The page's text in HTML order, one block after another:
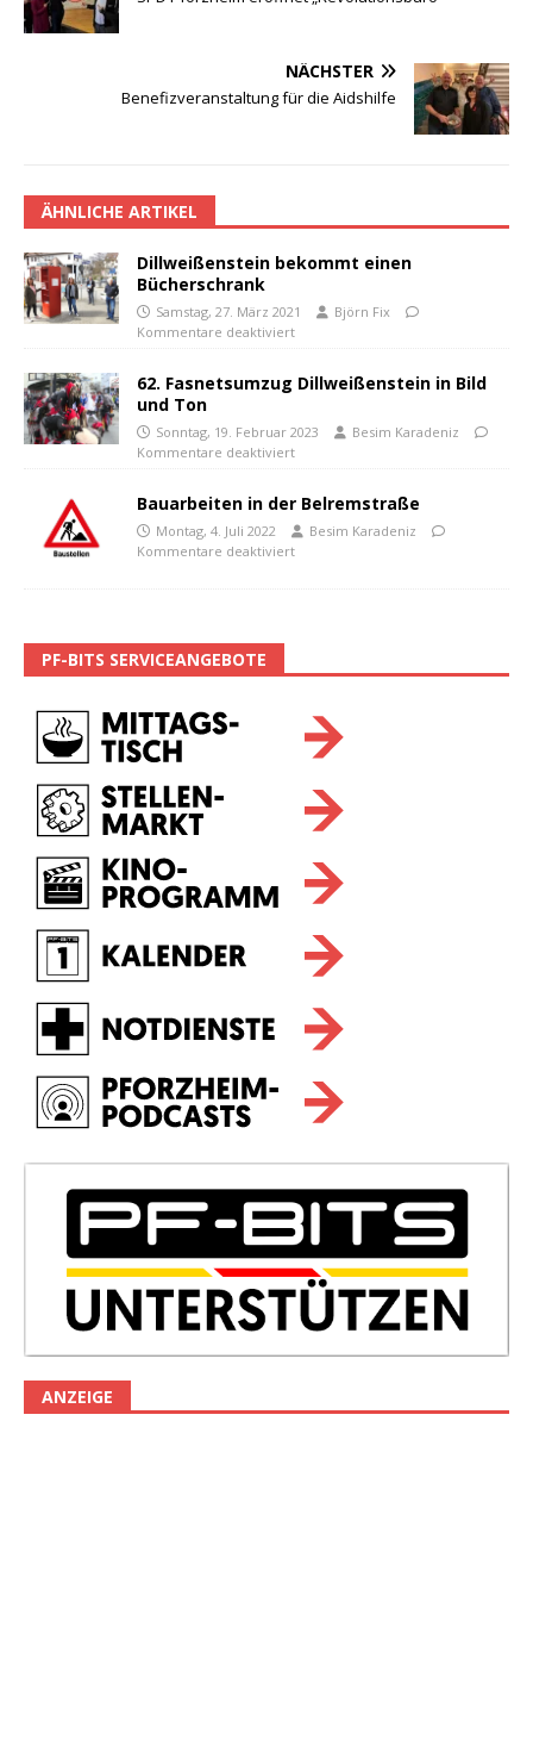
NÄCHSTER
Benefizveranstaltung für die Aidshilfe
ÄHNLICHE ARTIKEL
Dillweißenstein bekommt einen
Bücherschrank
Samstag, 27. März 2021
Björn Fix
Kommentare deaktiviert
62. Fasnetsumzug Dillweißenstein in Bild
und Ton
Sonntag, 19. Februar 2023
Besim Karadeniz
Kommentare deaktiviert
Bauarbeiten in der Belremstraße
Montag, 4. Juli 2022
Besim Karadeniz
Kommentare deaktiviert
PF-BITS SERVICEANGEBOTE
ANZEIGE